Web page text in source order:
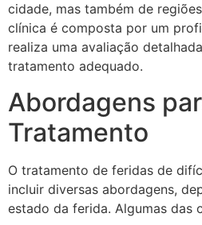
cidade, mas também de
clínica é composta por um
realiza uma avaliação
tratamento adequado.
Abordagens
Tratamento
O tratamento de feridas de
incluir diversas abordagens,
estado da ferida. Algumas das